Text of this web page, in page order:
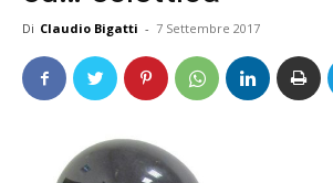
Di Claudio Bigatti - 7 Settembre 2017